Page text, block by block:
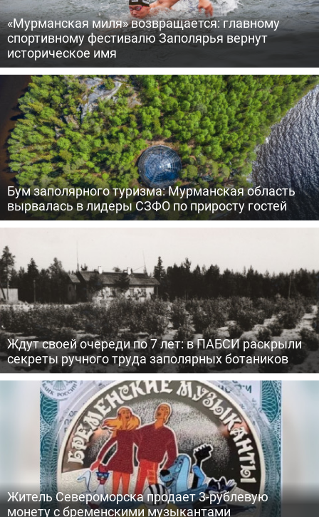
«Мурманская миля» возвращается: главному
спортивному фестивалю Заполярья вернут
историческое имя
Бум заполярного туризма: Мурманская область
вырвалась в лидеры СЗФО по приросту гостей
Ждут своей очереди по 7 лет: в ПАБСИ раскрыли
секреты ручного труда заполярных ботаников
Житель Североморска продает 3-рублевую
монету с бременскими музыкантами